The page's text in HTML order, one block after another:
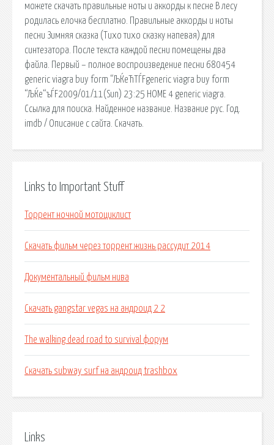
можете скачать правильные ноты и аккорды к песне В лесу
родилась елочка бесплатно. Правильные аккорды и ноты
песни Зимняя сказка (Тихо тихо сказку напевая) для
синтезатора. После текста каждой песни помещены два
файла. Первый – полное воспроизведение песни 680454
generic viagra buy form “ЉЌeЋТЃFgeneric viagra buy form
“ЉЌe“ъЃF2009/01/11(Sun) 23:25 HOME 4 generic viagra.
Ссылка для поиска. Найденное название. Название рус. Год.
imdb / Описание с сайта. Скачать.
Links to Important Stuff
Торрент ночной мотоциклист
Скачать фильм через торрент жизнь рассудит 2014
Документальный фильм нива
Скачать gangstar vegas на андроид 2 2
The walking dead road to survival форум
Скачать subway surf на андроид trashbox
Links